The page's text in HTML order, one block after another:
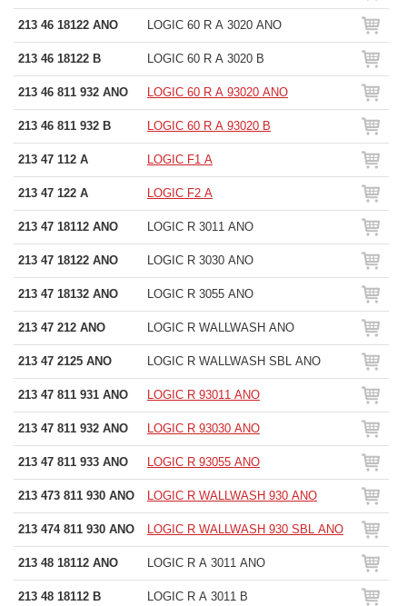
213 46 18122 ANO LOGIC 60 R A 3020 ANO
213 46 18122 B LOGIC 60 R A 3020 B
213 46 811 932 ANO LOGIC 60 R A 93020 ANO
213 46 811 932 B LOGIC 60 R A 93020 B
213 47 112 A LOGIC F1 A
213 47 122 A LOGIC F2 A
213 47 18112 ANO LOGIC R 3011 ANO
213 47 18122 ANO LOGIC R 3030 ANO
213 47 18132 ANO LOGIC R 3055 ANO
213 47 212 ANO LOGIC R WALLWASH ANO
213 47 2125 ANO LOGIC R WALLWASH SBL ANO
213 47 811 931 ANO LOGIC R 93011 ANO
213 47 811 932 ANO LOGIC R 93030 ANO
213 47 811 933 ANO LOGIC R 93055 ANO
213 473 811 930 ANO LOGIC R WALLWASH 930 ANO
213 474 811 930 ANO LOGIC R WALLWASH 930 SBL ANO
213 48 18112 ANO LOGIC R A 3011 ANO
213 48 18112 B LOGIC R A 3011 B